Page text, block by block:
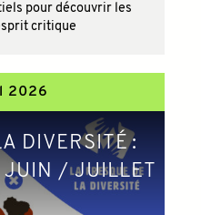
pour découvrir les
critique
2026
DIVERSITÉ :
/ JUILLET